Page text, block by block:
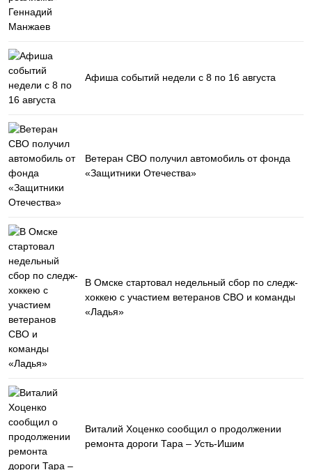
Афиша событий недели с 8 по 16 августа
Ветеран СВО получил автомобиль от фонда
«Защитники Отечества»
В Омске стартовал недельный сбор по следж-
хоккею с участием ветеранов СВО и команды
«Ладья»
Виталий Хоценко сообщил о продолжении
ремонта дороги Тара – Усть-Ишим